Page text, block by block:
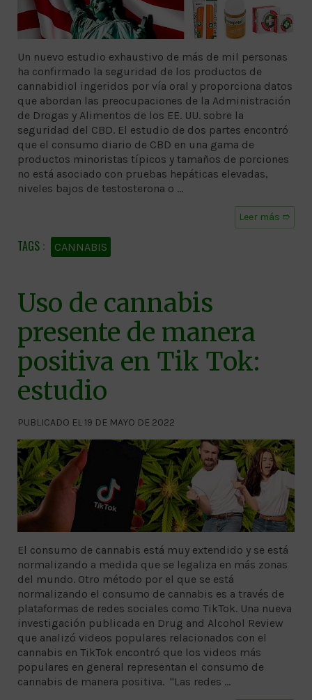
Un nuevo estudio exhaustivo de más de mil personas
ha confirmado la seguridad de los productos de
cannabidiol ingeridos por vía oral y proporciona datos
que abordan las preocupaciones de la Administración
de Drogas y Alimentos de los EE. UU. sobre la
seguridad del CBD. El estudio de dos partes encontró
que el consumo diario de CBD en una gama de
productos minoristas típicos y tamaños de porciones
no está asociado con pruebas hepáticas elevadas,
niveles bajos de testosterona o …
Leer más ➱
CANNABIS
Uso de cannabis
presente de manera
positiva en Tik Tok:
estudio
PUBLICADO EL 19 DE MAYO DE 2022
El consumo de cannabis está muy extendido y se está
normalizando a medida que se legaliza en más zonas
del mundo. Otro método por el que se está
normalizando el consumo de cannabis es a través de
plataformas de redes sociales como TikTok. Una nueva
investigación publicada en Drug and Alcohol Review
que analizó videos populares relacionados con el
cannabis en TikTok encontró que los videos más
populares en general representan el consumo de
cannabis de manera positiva. "Las redes …